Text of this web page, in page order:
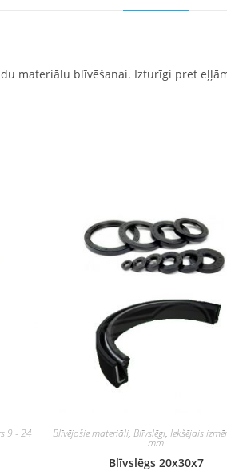
materiālu blīvēšanai. Izturīgi pret
9 - 24 Blīvējošie materiāli,Blīvslēgi,Iekšējais
mm
Blīvslēgs 20x30x7